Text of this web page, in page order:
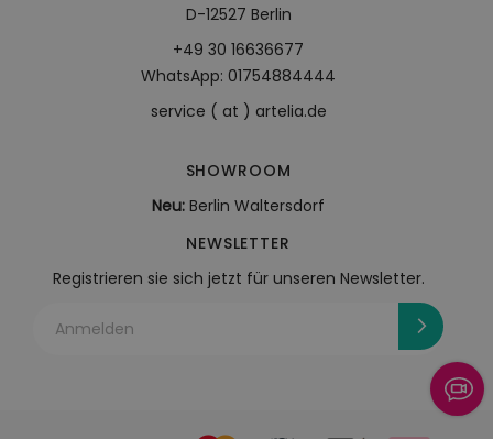
D-12527 Berlin
+49 30 16636677
WhatsApp: 01754884444
service ( at ) artelia.de
SHOWROOM
Neu: Berlin Waltersdorf
NEWSLETTER
Registrieren sie sich jetzt für unseren Newsletter.
Anmelden